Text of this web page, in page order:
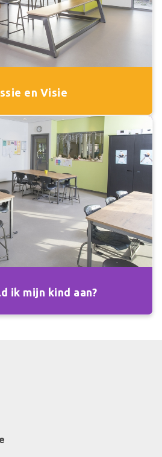
en Visie
ik mijn kind aan?